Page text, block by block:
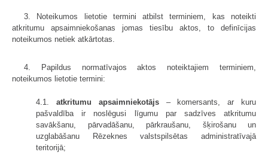
3. Noteikumos lietotie termini atbilst terminiem, kas noteikti
atkritumu apsaimniekošanas jomas tiesību aktos, to definīcijas
noteikumos netiek atkārtotas.
4. Papildus normatīvajos aktos noteiktajiem terminiem,
noteikumos lietotie termini:
4.1. atkritumu apsaimniekotājs– komersants, ar kuru
pašvaldība ir noslēgusi līgumu par sadzīves atkritumu
savākšanu, pārvadāšanu, pārkraušanu, šķirošanu un
uzglabāšanu Rēzeknes valstspilsētas administratīvajā
teritorijā;